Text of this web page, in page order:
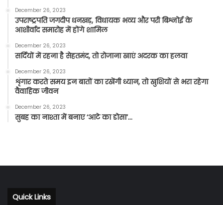
December 26, 2023
उपराष्ट्रपति जगदीप धनखड़, विधायक भव्य और परी बिश्नोई के
आशीर्वाद समारोह में होंगे शामिल
December 26, 2023
सर्दियों में रहना है सेहतमंद, तो रोजाना खाएं अदरक का हलवा
December 26, 2023
शृंगार करते समय इन बातों का रखेंगी ध्यान, तो खुशियों से भरा रहेगा
वैवाहिक जीवन
December 26, 2023
सुबह का नाश्ता में बनाए ‘आटे का डोसा’…
Quick Links